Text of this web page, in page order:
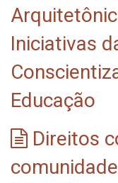
Iniciativas
Educação
Direitos